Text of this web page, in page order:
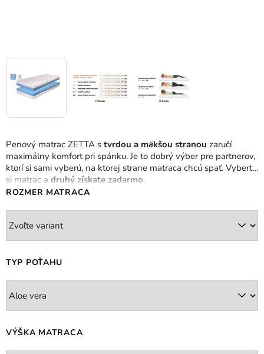
Penový matrac ZETTA s tvrdou a mäkšou stranou zaručí
maximálny komfort pri spánku. Je to dobrý výber pre partnerov,
ktorí si sami vyberú, na ktorej strane matraca chcú spať. Vyberte
si matrac a druhý získate zadarmo.
ROZMER MATRACA
TYP POŤAHU
VÝŠKA MATRACA